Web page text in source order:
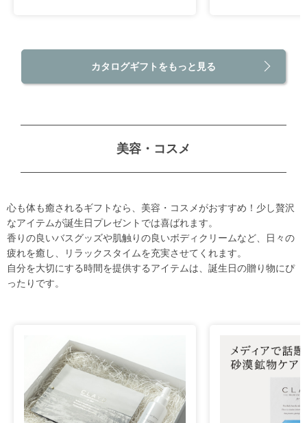
カタログギフトをもっと見る
美容・コスメ
心も体も癒されるギフトなら、美容・コスメがおすすめ！少し贅沢
なアイテムが誕生日プレゼントでは喜ばれます。
香りの良いバスグッズや肌触りの良いボディクリームなど、日々の
疲れを癒し、リラックスタイムを充実させてくれます。
自分を大切にする時間を提供するアイテムは、誕生日の贈り物にぴ
ったりです。